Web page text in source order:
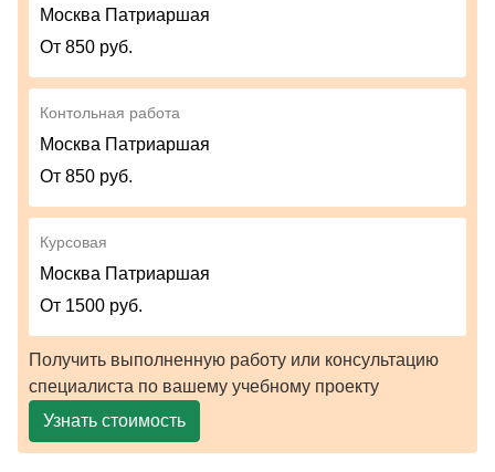
Москва Патриаршая
От 850 руб.
Контольная работа
Москва Патриаршая
От 850 руб.
Курсовая
Москва Патриаршая
От 1500 руб.
Получить выполненную работу или консультацию
специалиста по вашему учебному проекту
Узнать стоимость